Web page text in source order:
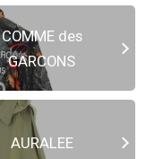
COMME des
GARCONS
AURALEE